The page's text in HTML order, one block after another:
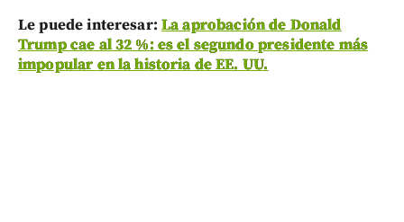
Le puede interesar: La aprobación de Donald
Trump cae al 32 %: es el segundo presidente más
impopular en la historia de EE. UU.